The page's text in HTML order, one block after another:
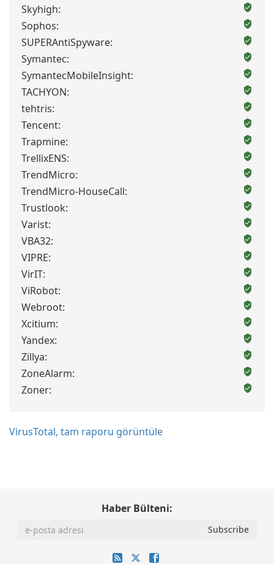
Skyhigh:
Sophos:
SUPERAntiSpyware:
Symantec:
SymantecMobileInsight:
TACHYON:
tehtris:
Tencent:
Trapmine:
TrellixENS:
TrendMicro:
TrendMicro-HouseCall:
Trustlook:
Varist:
VBA32:
VIPRE:
VirIT:
ViRobot:
Webroot:
Xcitium:
Yandex:
Zillya:
ZoneAlarm:
Zoner:
VirusTotal, tam raporu görüntüle
Haber Bülteni: